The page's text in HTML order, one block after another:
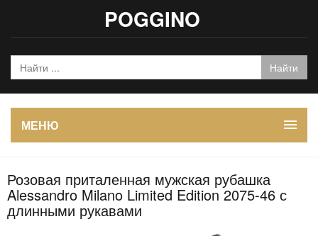
POGGINO
МЕНЮ
Розовая приталенная мужская рубашка
Alessandro Milano Limited Edition 2075-46 с
длинными рукавами